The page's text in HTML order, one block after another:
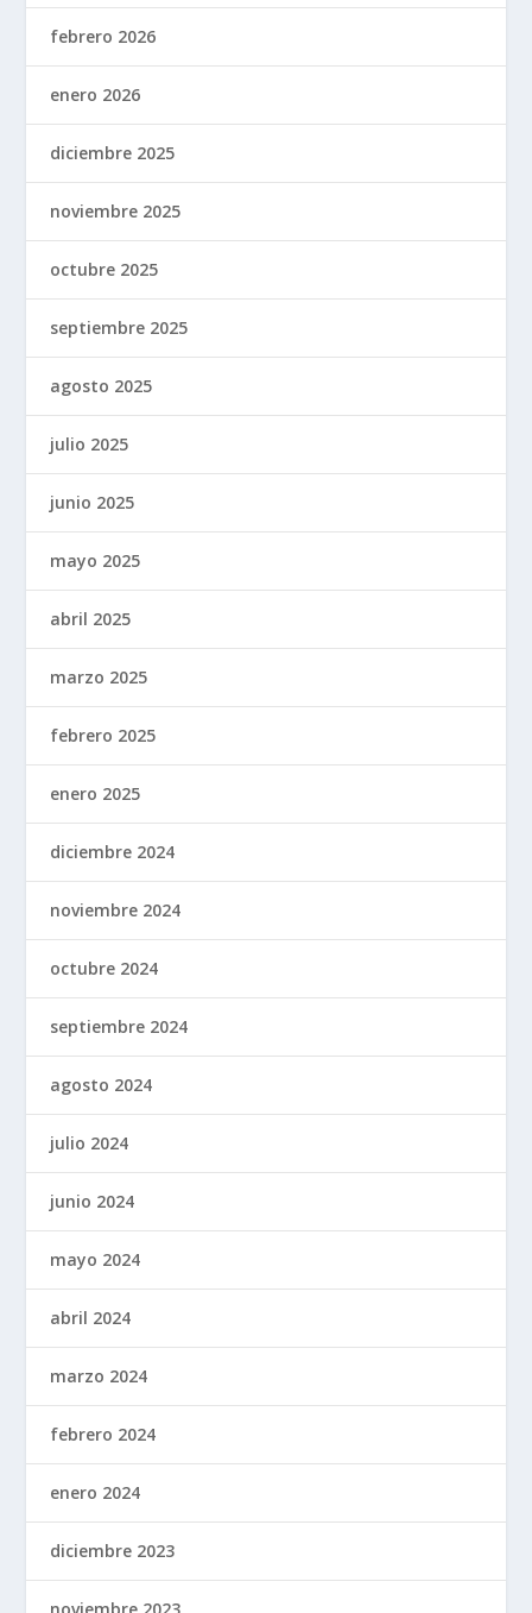
febrero 2026
enero 2026
diciembre 2025
noviembre 2025
octubre 2025
septiembre 2025
agosto 2025
julio 2025
junio 2025
mayo 2025
abril 2025
marzo 2025
febrero 2025
enero 2025
diciembre 2024
noviembre 2024
octubre 2024
septiembre 2024
agosto 2024
julio 2024
junio 2024
mayo 2024
abril 2024
marzo 2024
febrero 2024
enero 2024
diciembre 2023
noviembre 2023